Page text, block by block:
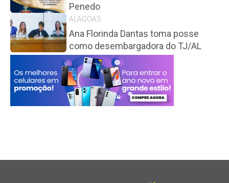
Penedo
ALAGOAS
Ana Florinda Dantas toma posse
como desembargadora do TJ/AL